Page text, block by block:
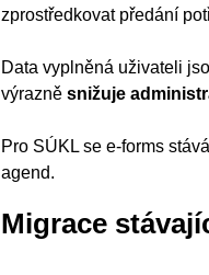
zprostředkovat předání
Data vyplněná uživateli
výrazně snižuje
Pro SÚKL se e-forms
agend.
Migrace